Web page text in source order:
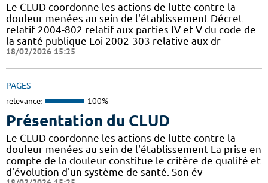
Le CLUD coordonne les actions de lutte contre la
douleur menées au sein de l'établissement Décret
relatif 2004-802 relatif aux parties IV et V du code de
la santé publique Loi 2002-303 relative aux dr
18/02/2026 15:25
PAGES
relevance: 100%
Présentation du CLUD
Le CLUD coordonne les actions de lutte contre la
douleur menées au sein de l'établissement La prise en
compte de la douleur constitue le critère de qualité et
d'évolution d'un système de santé. Son év